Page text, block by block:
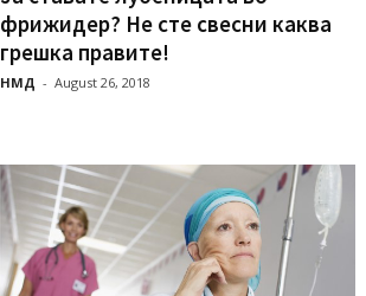
фрижидер? Не сте свесни каква
грешка правите!
НМД - August 26, 2018